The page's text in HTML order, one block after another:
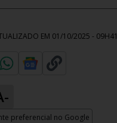
EM 01/10/2025 - 09H41
preferencial no Google